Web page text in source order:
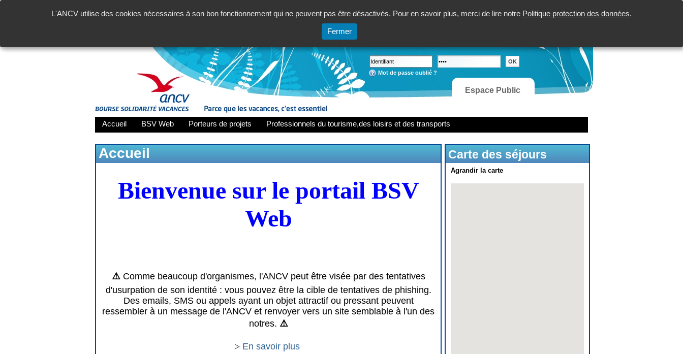
L'ANCV utilise des cookies nécessaires à son bon fonctionnement qui ne peuvent pas être désactivés. Pour en savoir plus, merci de lire notre Politique protection des données.
Fermer
Mot de passe oublié ?
Espace Public
Accueil BSV Web Porteurs de projets Professionnels du tourisme,des loisirs et des transports
Accueil
Bienvenue sur le portail BSV
Web
⚠️ Comme beaucoup d'organismes, l'ANCV peut être visée par des tentatives
d'usurpation de son identité : vous pouvez être la cible de tentatives de phishing.
Des emails, SMS ou appels ayant un objet attractif ou pressant peuvent
ressembler à un message de l'ANCV et renvoyer vers un site semblable à l'un des
notres. ⚠️
> En savoir plus
Carte des séjours
Agrandir la carte